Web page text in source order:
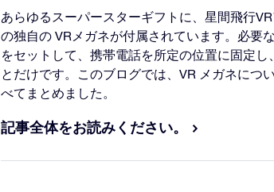
あらゆるスーパースターギフトに、星間飛行
の独自の VRメガネが付属されています。必要
をセットして、携帯電話を所定の位置に固定し
とだけです。このブログでは、VR メガネにつ
べてまとめました。
記事全体をお読みください。